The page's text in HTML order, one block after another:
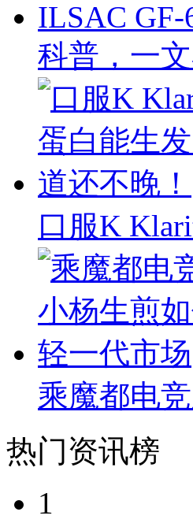
科普，一
口服K
乘魔都电
热门资讯榜
1